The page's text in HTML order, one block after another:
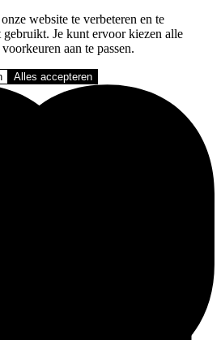
website te verbeteren en te
gebruikt. Je kunt ervoor kiezen alle
aan te passen.
Alles accepteren